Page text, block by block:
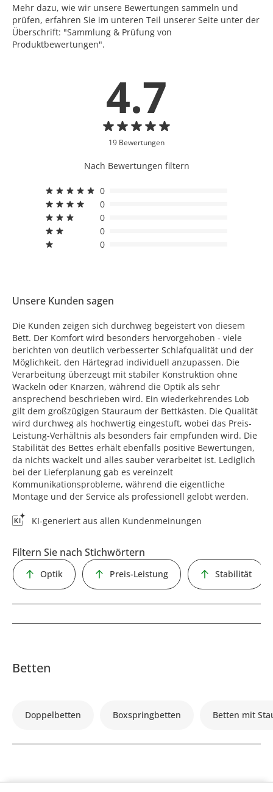
Mehr dazu, wie wir unsere Bewertungen sammeln und
prüfen, erfahren Sie im unteren Teil unserer Seite unter der
Überschrift: "Sammlung & Prüfung von
Produktbewertungen".
4.7
19 Bewertungen
Nach Bewertungen filtern
0
0
0
0
0
Unsere Kunden sagen
Die Kunden zeigen sich durchweg begeistert von diesem
Bett. Der Komfort wird besonders hervorgehoben - viele
berichten von deutlich verbesserter Schlafqualität und der
Möglichkeit, den Härtegrad individuell anzupassen. Die
Verarbeitung überzeugt mit stabiler Konstruktion ohne
Wackeln oder Knarzen, während die Optik als sehr
ansprechend beschrieben wird. Ein wiederkehrendes Lob
gilt dem großzügigen Stauraum der Bettkästen. Die Qualität
wird durchweg als hochwertig eingestuft, wobei das Preis-
Leistung-Verhältnis als besonders fair empfunden wird. Die
Stabilität des Bettes erhält ebenfalls positive Bewertungen,
da nichts wackelt und alles sauber verarbeitet ist. Lediglich
bei der Lieferplanung gab es vereinzelt
Kommunikationsprobleme, während die eigentliche
Montage und der Service als professionell gelobt werden.
KI-generiert aus allen Kundenmeinungen
Filtern Sie nach Stichwörtern
Optik Preis-Leistung Stabilität
Betten
Doppelbetten Boxspringbetten Betten mit